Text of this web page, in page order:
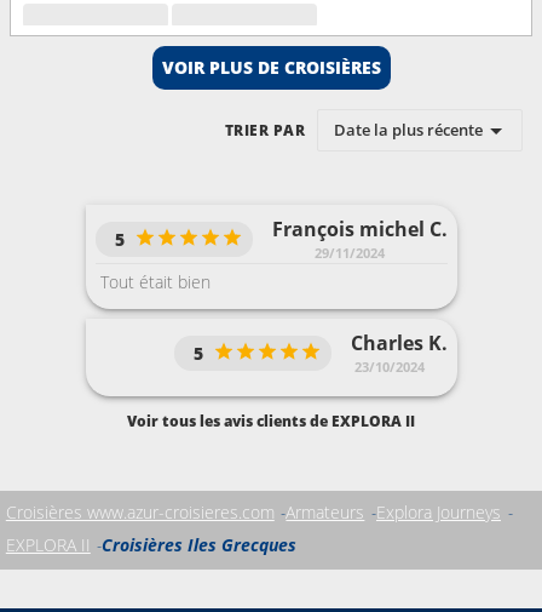
VOIR PLUS DE CROISIÈRES
TRIER PAR Date la plus récente
François michel C.
29/11/2024
5
Tout était bien
Charles K.
23/10/2024
5
Voir tous les avis clients de EXPLORA II
Croisières www.azur-croisieres.com Armateurs Explora Journeys
EXPLORA II
Croisières Iles Grecques